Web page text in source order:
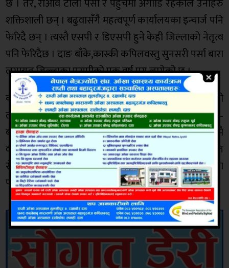
शक्तिशाली छन् । बढुवासँगै महत्वपूर्ण कार्यालयका इन्चार्ज पनि
फेरिदै छन् । त्यस्तै एसपी र डिएसपी हुने केही जिल्लाको नेतृत्व
पनि फेरिदैछ । दाङ बाँके,कास्की कपिलवस्तु सुनसरी पर्सा बारा
लगायत जिल्लाका एसपीको एक वर्ष पुग्न लागेको छ ।
कास्कीका लागि कृष्ण कोइराला, दिलिप घिमिरे, अजय केसी
लगायतको नाम चर्चामा छ । प्रहरी महानिरीक्षक सिंहले सरुवा–
बढुवामा निष्पक्ष मूल्याङकन गरिने प्रतिबद्धता सार्वजनिक रुपमै
व्यक्त गरेका छन् । त्यसकारण उनले विचौलियाको चलखेल
रोक्न सक्छन् कि सक्दैनन् उनको लागि आगामी सरुवा बढुवा
परीक्षा बन्ने छ ।